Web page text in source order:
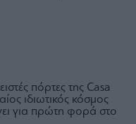
πόρτες της Casa
ιδιωτικός κόσμος
για πρώτη φορά στο